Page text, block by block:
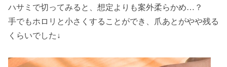
ハサミで切ってみると、想定よりも案外柔らかめ…？
手でもホロリと小さくすることができ、爪あとがやや残る
くらいでした↓